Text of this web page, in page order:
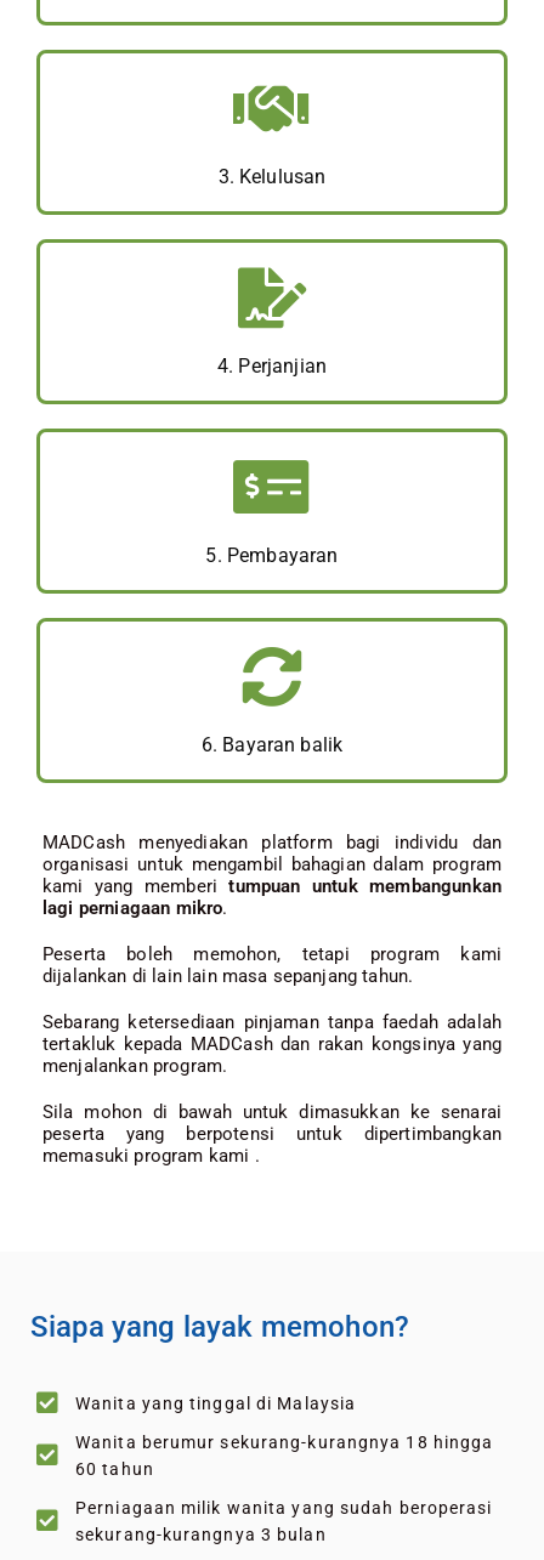
3. Kelulusan
4. Perjanjian
5. Pembayaran
6. Bayaran balik
MADCash menyediakan platform bagi individu dan
organisasi untuk mengambil bahagian dalam program
kami yang memberitumpuan untuk membangunkan
lagi perniagaan mikro.
Peserta boleh memohon, tetapi program kami
dijalankan di lain lain masa sepanjang tahun.
Sebarang ketersediaan pinjaman tanpa faedah adalah
tertakluk kepada MADCash dan rakan kongsinya yang
menjalankan program.
Sila mohon di bawah untuk dimasukkan ke senarai
peserta yang berpotensi untuk dipertimbangkan
memasuki program kami .
Siapa yang layak memohon?
Wanita yang tinggal di Malaysia
Wanita berumur sekurang-kurangnya 18 hingga
60 tahun
Perniagaan milik wanita yang sudah beroperasi
sekurang-kurangnya 3 bulan